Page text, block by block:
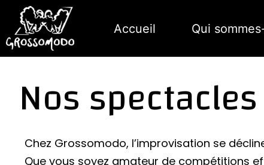
Accueil Qui
Nos
Chez Grossomodo, l’improvisation se
Que vous soyez amateur de compétitions